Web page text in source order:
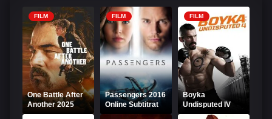
FILM
One Battle After
Another 2025
Online Subtitrat
FILM
Passengers 2016
Online Subtitrat
FILM
Boyka
Undisputed IV
Online Subtitrat